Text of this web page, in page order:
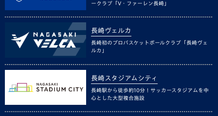
ークラブ「V・ファーレン長崎」
長崎ヴェルカ
長崎初のプロバスケットボールクラブ「長崎ヴェ
ルカ」
長崎スタジアムシティ
長崎駅から徒歩約10分！サッカースタジアムを中
心とした大型複合施設